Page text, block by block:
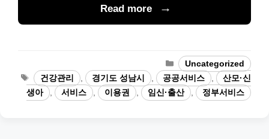
Read more
Categories
Uncategorized
Tags건강관리 경기도 성남시 공공서비스
산모·신
생아
서비스 이용권 임신·출산 정부서비스